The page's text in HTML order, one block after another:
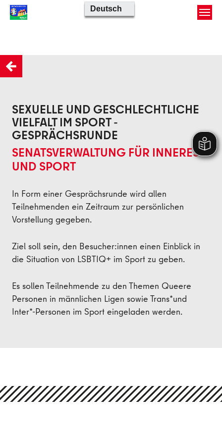
Skip to main content
SEXUELLE UND GESCHLECHTLICHE
VIELFALT IM SPORT -
GESPRÄCHSRUNDE
SENATSVERWALTUNG FÜR INNERES
UND SPORT
In Form einer Gesprächsrunde wird allen
Teilnehmenden ein Zeitraum zur persönlichen
Vorstellung gegeben.
Ziel soll sein, den Besucher:innen einen Einblick in
die Situation von LSBTIQ+ im Sport zu geben.
Es sollen Teilnehmende zu den Themen Queere
Personen in männlichen Ligen sowie Trans*und
Inter*-Personen im Sport eingeladen werden.